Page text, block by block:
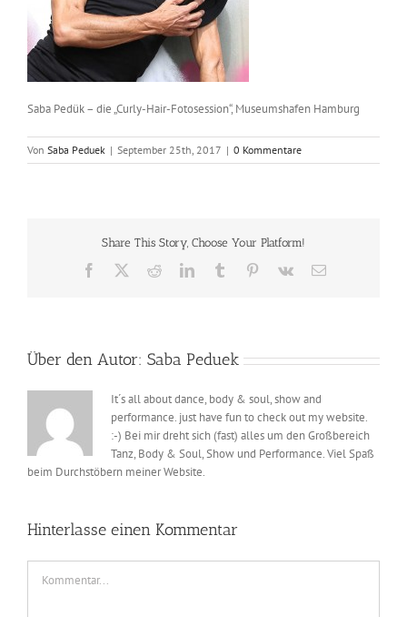
Saba Pedük – die „Curly-Hair-Fotosession“, Museumshafen Hamburg
Von Saba Peduek | September 25th, 2017 | 0 Kommentare
Share This Story, Choose Your Platform!
Facebook RedditLinkedInTumblr Pinterest
Vk
E-
Über den Autor: Saba Peduek
It´s all about dance, body & soul, show and
performance. just have fun to check out my website.
:-) Bei mir dreht sich (fast) alles um den Großbereich
Tanz, Body & Soul, Show und Performance. Viel Spaß
beim Durchstöbern meiner Website.
Hinterlasse einen Kommentar